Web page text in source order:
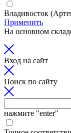
Владивосток
Применить
На основном
Вход на сайт
Поиск по сайту
нажмите "enter"